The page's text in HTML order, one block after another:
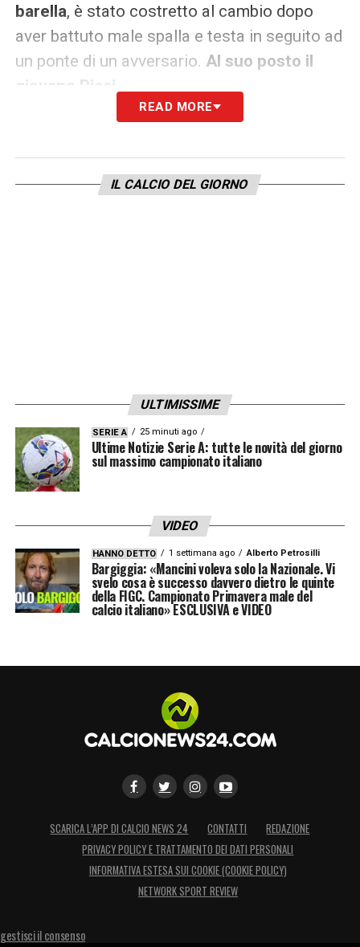
barella, è stato costretto al cambio dopo
aver battuto male spalla e testa in seguito ad
un ponte di un avversario. Al suo posto il
giovane Ricci.
READ MORE
IL CALCIO DEL GIORNO
ULTIMISSIME
SERIE A 25 minuti ago
Ultime Notizie Serie A: tutte le novità del giorno
sul massimo campionato italiano
VIDEO
HANNO DETTO 1 settimana ago Alberto Petrosilli
Bargiggia: «Mancini voleva solo la Nazionale. Vi
svelo cosa è successo davvero dietro le quinte
della FIGC. Campionato Primavera male del
calcio italiano» ESCLUSIVA e VIDEO
SCARICA L’APP DI CALCIO NEWS 24 CONTATTI
REDAZIONE
PRIVACY POLICY E TRATTAMENTO DEI DATI PERSONALI
INFORMATIVA ESTESA SUI COOKIE (COOKIE POLICY)
NETWORK SPORT REVIEW
gestisci il consenso